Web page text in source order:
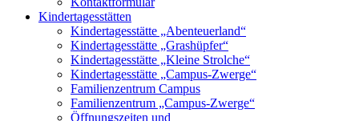
Kindertagesstätten
Kindertagesstätte „Abenteuerland“
Kindertagesstätte „Grashüpfer“
Kindertagesstätte „Kleine Strolche“
Kindertagesstätte „Campus-Zwerge“
Familienzentrum Campus
Familienzentrum „Campus-Zwerge“
Öffnungszeiten und